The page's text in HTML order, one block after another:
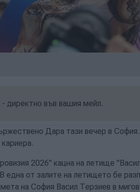
- директно във вашия мейл.
Дара тази вечер в
2026" кацна на летище
една от залите на летището бе
на София Васил Терзиев в